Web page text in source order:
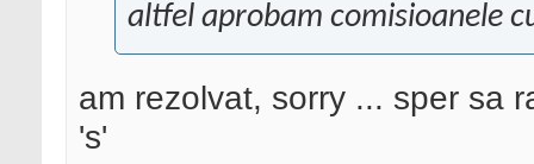
altfel aprobam comisioanele
am rezolvat, sorry ... sper sa
's'